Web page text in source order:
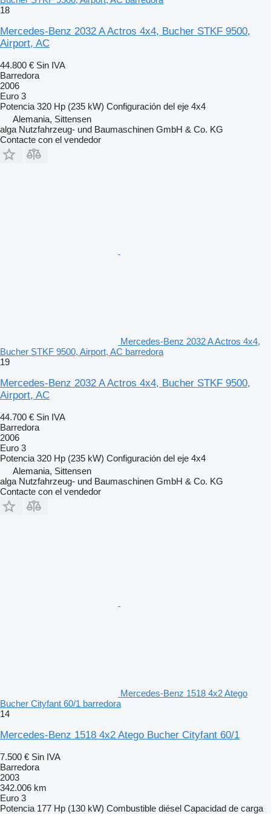
18
Mercedes-Benz 2032 A Actros 4x4, Bucher STKF 9500,
Airport, AC
44.800 € Sin IVA
Barredora
2006
Euro 3
Potencia 320 Hp (235 kW) Configuración del eje 4x4
Alemania, Sittensen
alga Nutzfahrzeug- und Baumaschinen GmbH & Co. KG
Contacte con el vendedor
Mercedes-Benz 2032 A Actros 4x4,
Bucher STKF 9500, Airport, AC barredora
19
Mercedes-Benz 2032 A Actros 4x4, Bucher STKF 9500,
Airport, AC
44.700 € Sin IVA
Barredora
2006
Euro 3
Potencia 320 Hp (235 kW) Configuración del eje 4x4
Alemania, Sittensen
alga Nutzfahrzeug- und Baumaschinen GmbH & Co. KG
Contacte con el vendedor
Mercedes-Benz 1518 4x2 Atego
Bucher Cityfant 60/1 barredora
14
Mercedes-Benz 1518 4x2 Atego Bucher Cityfant 60/1
7.500 € Sin IVA
Barredora
2003
342.006 km
Euro 3
Potencia 177 Hp (130 kW) Combustible diésel Capacidad de carga